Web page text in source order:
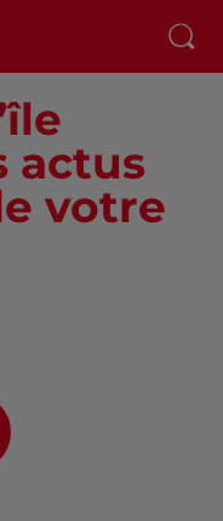
actus
votre